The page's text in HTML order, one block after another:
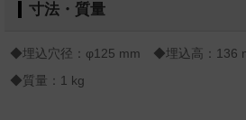
寸法・質量
◆埋込穴径：φ125 mm ◆埋込高：136
◆質量：1 kg